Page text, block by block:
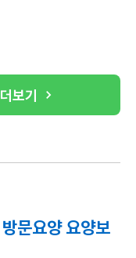
보기
문요양 요양보